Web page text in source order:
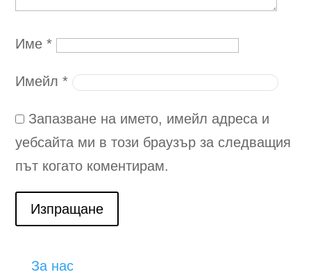
Име*
Имейл*
Запазване на името, имейл адреса и
уебсайта ми в този браузър за следващия
път когато коментирам.
Изпращане
За нас